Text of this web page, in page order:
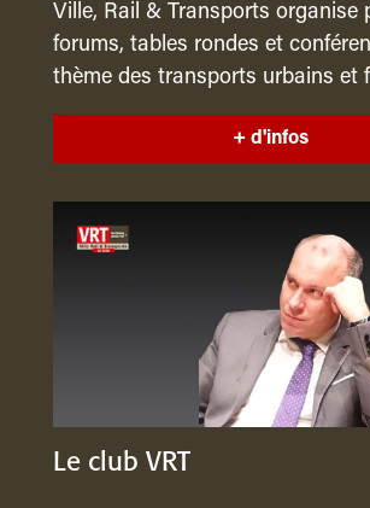
Ville, Rail & Transports organise
forums, tables rondes et
thème des transports urbains et
+ d'infos
Le club VRT